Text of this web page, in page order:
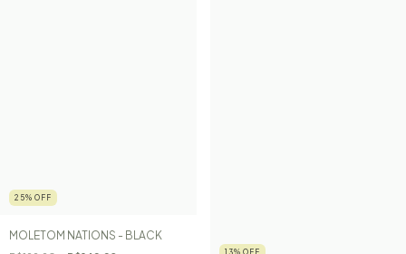
25% OFF
MOLETOM NATIONS - BLACK
13% OFF